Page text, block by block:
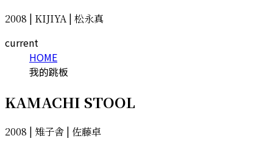
2008 | KIJIYA | 松永真
current
HOME
我的跳板
KAMACHI STOOL
2008 | 雉子舎 | 佐藤卓